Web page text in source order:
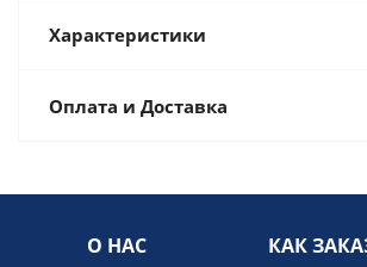
Характеристики
Оплата и Доставка
О НАС КАК